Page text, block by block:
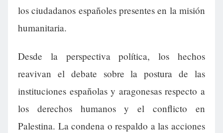
los ciudadanos españoles presentes en la misión
humanitaria.
Desde la perspectiva política, los hechos
reavivan el debate sobre la postura de las
instituciones españolas y aragonesas respecto a
los derechos humanos y el conflicto en
Palestina. La condena o respaldo a las acciones